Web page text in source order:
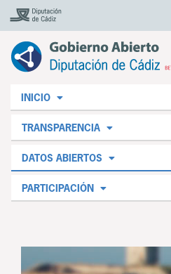
INICIO
TRANSPARENCIA
DATOS ABIERTOS
PARTICIPACIÓN